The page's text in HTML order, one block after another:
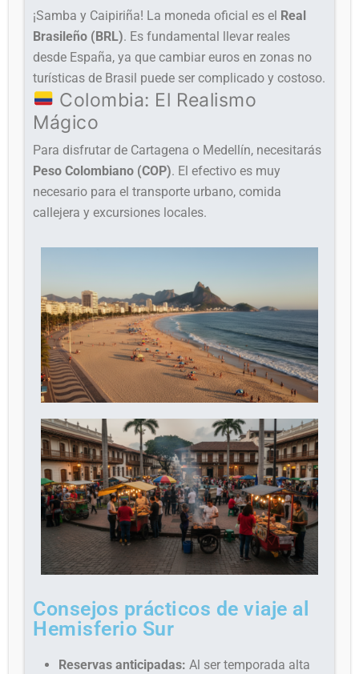
¡Samba y Caipiriña! La moneda oficial es el Real
Brasileño (BRL). Es fundamental llevar reales
desde España, ya que cambiar euros en zonas no
turísticas de Brasil puede ser complicado y costoso.
Colombia: El Realismo
Mágico
Para disfrutar de Cartagena o Medellín, necesitarás
Peso Colombiano (COP). El efectivo es muy
necesario para el transporte urbano, comida
callejera y excursiones locales.
Consejos prácticos de viaje al
Hemisferio Sur
Reservas anticipadas: Al ser temporada alta